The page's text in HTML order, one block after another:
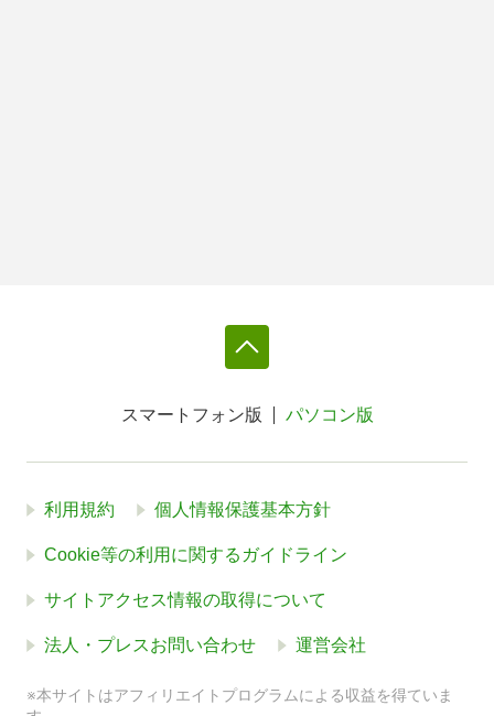
スマートフォン版 パソコン版
利用規約 個人情報保護基本方針
Cookie等の利用に関するガイドライン
サイトアクセス情報の取得について
法人・プレスお問い合わせ 運営会社
※本サイトはアフィリエイトプログラムによる収益を得ていま